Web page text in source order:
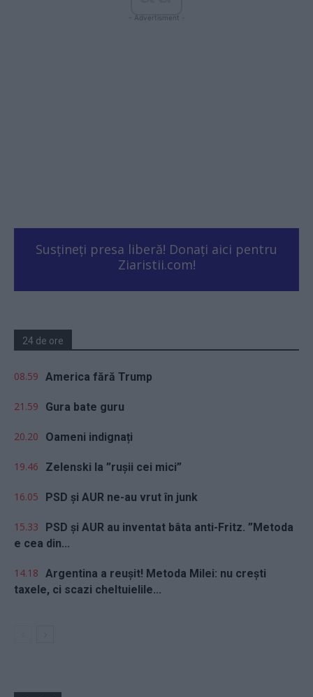
- Advertisment -
Susțineți presa liberă! Donați aici pentru
Ziaristii.com!
24 de ore
08.59 America fără Trump
21.59 Gura bate guru
20.20 Oameni indignați
19.46 Zelenski la ”rușii cei mici”
16.05 PSD și AUR ne-au vrut în junk
15.33
PSD și AUR au inventat bâta anti-Fritz. ”Metoda
e cea din...
14.18 Argentina a reușit! Metoda Milei: nu crești
taxele, ci scazi cheltuielile...